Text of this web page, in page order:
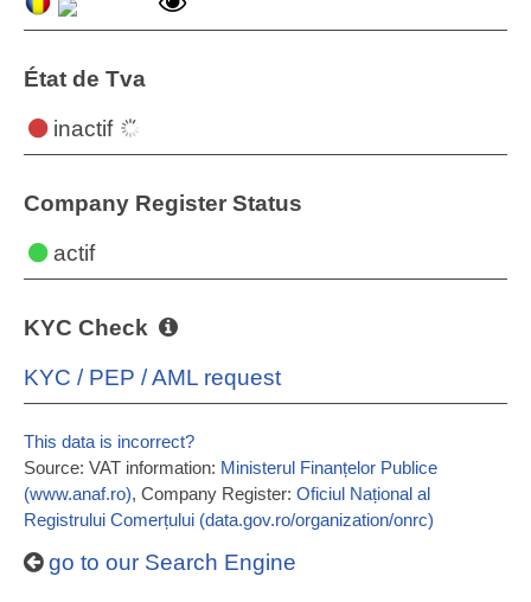
État de Tva
inactif
Company Register Status
actif
KYC Check
KYC / PEP / AML request
This data is incorrect?
Source: VAT information: Ministerul Finanțelor Publice
(www.anaf.ro), Company Register: Oficiul Național al
Registrului Comerțului (data.gov.ro/organization/onrc)
go to our Search Engine